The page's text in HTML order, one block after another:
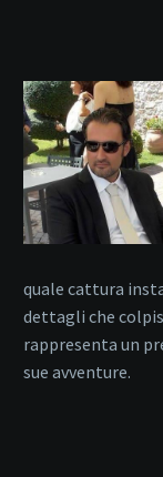
quale cattura
dettagli che
rappresenta un
sue avventure.